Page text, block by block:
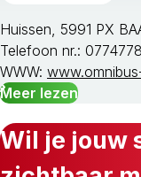
Huissen, 5991 PX
Telefoon nr.:
WWW:
Meer lezen
Wil je jouw